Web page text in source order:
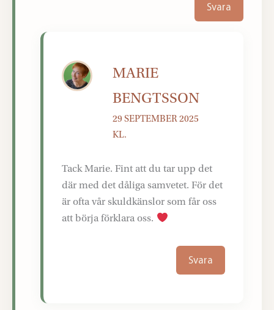
Svara
MARIE
BENGTSSON
29 SEPTEMBER 2025
KL.
Tack Marie. Fint att du tar upp det
där med det dåliga samvetet. För det
är ofta vår skuldkänslor som får oss
att börja förklara oss.
Svara